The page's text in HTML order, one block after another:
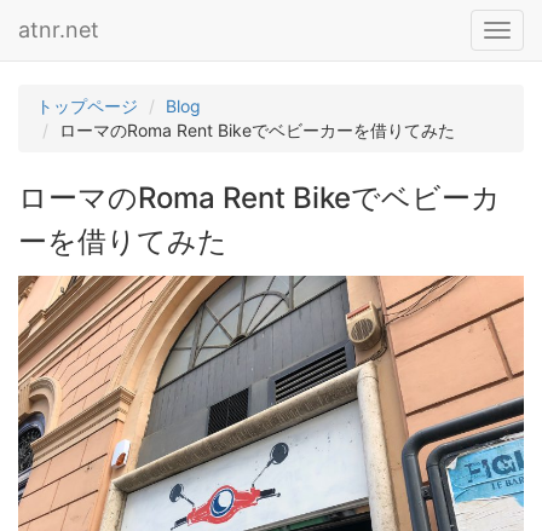
atnr.net
トップページ
Blog
ローマのRoma Rent Bikeでベビーカーを借りてみた
ローマのRoma Rent Bikeでベビーカ
ーを借りてみた